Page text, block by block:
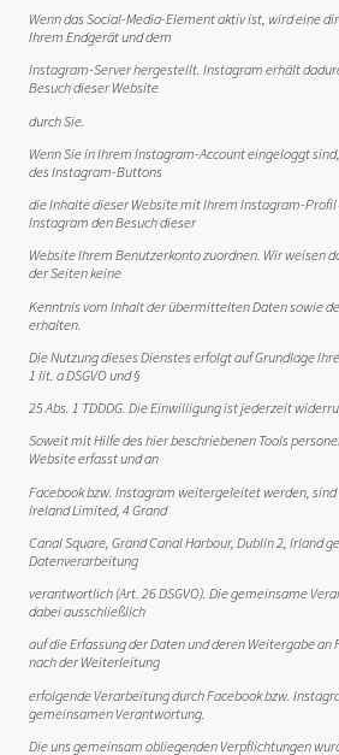
Wenn das Social-Media-Element aktiv ist, wird eine
Ihrem Endgerät und dem
Instagram-Server hergestellt. Instagram erhält
Besuch dieser Website
durch Sie.
Wenn Sie in Ihrem Instagram-Account eingeloggt
des Instagram-Buttons
die Inhalte dieser Website mit Ihrem Instagram-Profil
Instagram den Besuch dieser
Website Ihrem Benutzerkonto zuordnen. Wir weisen
der Seiten keine
Kenntnis vom Inhalt der übermittelten Daten sowie
erhalten.
Die Nutzung dieses Dienstes erfolgt auf Grundlage
1 lit. a DSGVO und §
25 Abs. 1 TDDDG. Die Einwilligung ist jederzeit
Soweit mit Hilfe des hier beschriebenen Tools
Website erfasst und an
Facebook bzw. Instagram weitergeleitet werden,
Ireland Limited, 4 Grand
Canal Square, Grand Canal Harbour, Dublin 2, Irland
Datenverarbeitung
verantwortlich (Art. 26 DSGVO). Die gemeinsame
dabei ausschließlich
auf die Erfassung der Daten und deren Weitergabe an
nach der Weiterleitung
erfolgende Verarbeitung durch Facebook bzw.
gemeinsamen Verantwortung.
Die uns gemeinsam obliegenden Verpflichtungen